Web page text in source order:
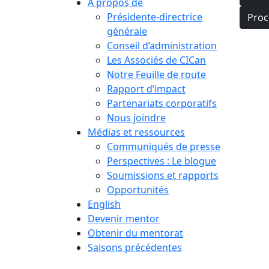
Présidente-directrice
générale
Conseil d’administration
Les Associés de CICan
Notre Feuille de route
Rapport d’impact
Partenariats corporatifs
Nous joindre
Médias et ressources
Communiqués de presse
Perspectives : Le blogue
Soumissions et rapports
Opportunités
English
Devenir mentor
Obtenir du mentorat
Saisons précédentes
de